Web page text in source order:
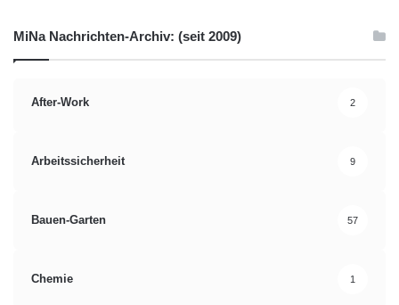
MiNa Nachrichten-Archiv: (seit 2009)
After-Work 2
Arbeitssicherheit 9
Bauen-Garten 57
Chemie 1